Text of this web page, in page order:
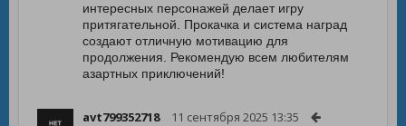
интересных персонажей делает игру
притягательной. Прокачка и система наград
создают отличную мотивацию для
продолжения. Рекомендую всем любителям
азартных приключений!
avt799352718 11 сентября 2025 13:35